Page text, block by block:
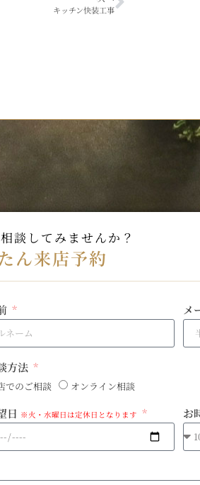
キッチン快装工事
談してみませんか？
ん来店予約
メ
方法
でのご相談 オンライン相談
日 ※火・水曜日は定休日となります お